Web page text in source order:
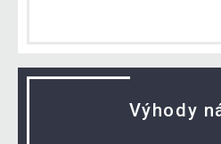
Výhody